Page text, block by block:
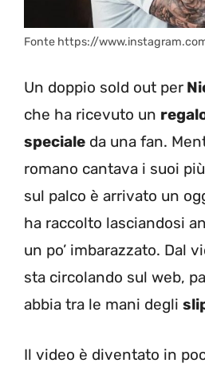
Fonte https://
Un doppio sold out per
che ha ricevuto un
speciale da una fan.
romano cantava i suoi
sul palco è arrivato un
ha raccolto lasciandosi
un po’ imbarazzato. Dal
sta circolando sul web,
abbia tra le mani degli
Il video è diventato in